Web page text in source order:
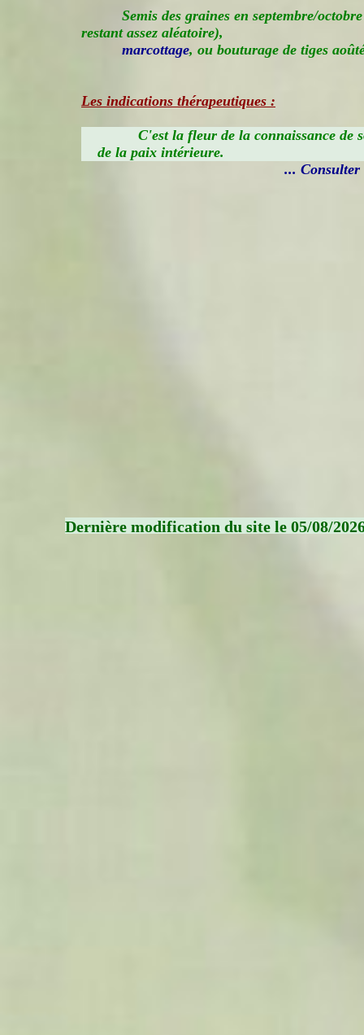
Semis des graines en septembre/
restant assez aléatoire),
marcottage, ou bouturage de tiges
Les indications thérapeutiques :
C'est la fleur de la connaissance de
de la paix intérieure.
...
Dernière modification du site le 05/08/